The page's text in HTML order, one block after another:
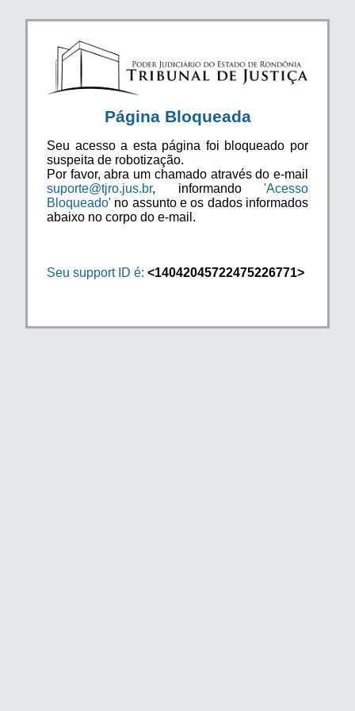
Página Bloqueada
Seu acesso a esta página foi bloqueado por
suspeita de robotização.
Por favor, abra um chamado através do e-mail
suporte@tjro.jus.br, informando 'Acesso
Bloqueado' no assunto e os dados informados
abaixo no corpo do e-mail.
Seu support ID é: <14042045722475226771>